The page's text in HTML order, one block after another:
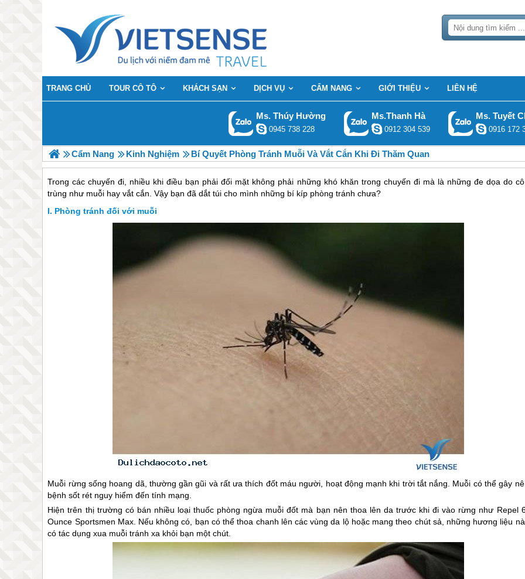
TRANG CHỦ TOUR CÔ TÔ KHÁCH SẠN DỊCH VỤ CẨM NANG GIỚI THIỆU LIÊN HỆ
Ms. Thúy Hường
0945 738 228
Ms.Thanh Hà
0912 304 539
Ms. Tuyết
0916 172
Cẩm Nang Kinh Nghiệm Bí Quyết Phòng Tránh Muỗi Và Vắt Cắn Khi Đi Thăm Quan
Trong các chuyến đi, nhiều khi điều bạn phải đối mặt không phải những khó khăn trong chuyến đi mà là những đe dọa do
trùng như muỗi hay vắt cắn. Vậy bạn đã dắt túi cho mình những bí kíp phòng tránh chưa?
Phòng tránh đối với muỗi
Muỗi rừng sống hoang dã, thường gần gũi và rất ưa thích đốt máu người, hoạt động mạnh khi trời tắt nắng. Muỗi có thể gây
bệnh sốt rét nguy hiểm đến tính mạng.
Hiện trên thị trường có bán nhiều loại thuốc phòng ngừa muỗi đốt mà bạn nên thoa lên da trước khi đi vào rừng như Repel
Ounce Sportsmen Max. Nếu không có, bạn có thể thoa chanh lên các vùng da lộ hoặc mang theo chút sả, những hương liệu
có tác dụng xua muỗi tránh xa khỏi bạn một chút.